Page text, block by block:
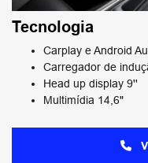
Tecnologia
Carplay e Android
Carregador de
Head up display 9''
Multimídia 14,6"